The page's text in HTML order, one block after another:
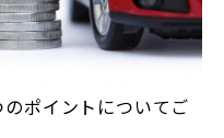
ポイントについてご